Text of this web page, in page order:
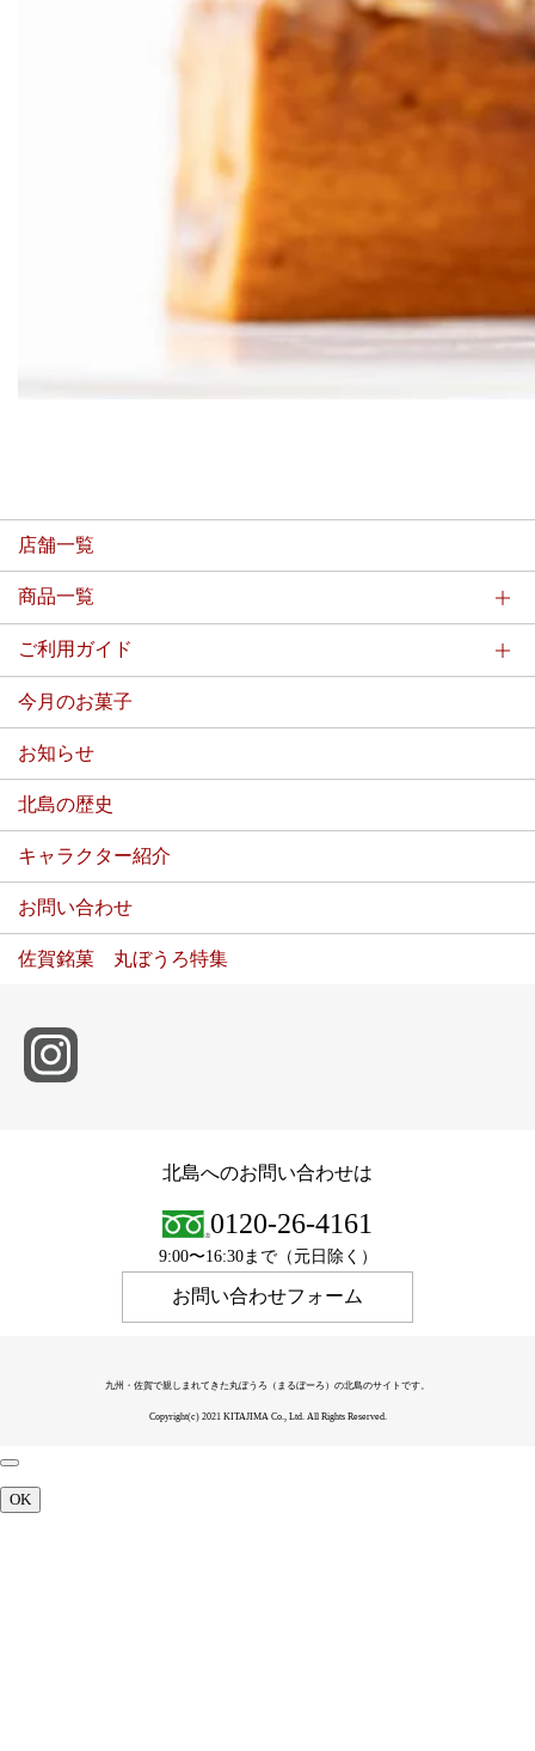
店舗一覧
商品一覧
ご利用ガイド
今月のお菓子
お知らせ
北島の歴史
キャラクター紹介
お問い合わせ
佐賀銘菓 丸ぼうろ特集
北島へのお問い合わせは
0120-26-4161
9:00〜16:30まで（元日除く）
お問い合わせフォーム
九州・佐賀で親しまれてきた丸ぼうろ（まるぼーろ）の北島のサイトです。
Copyright(c) 2021 KITAJIMA Co., Ltd. All Rights Reserved.
OK